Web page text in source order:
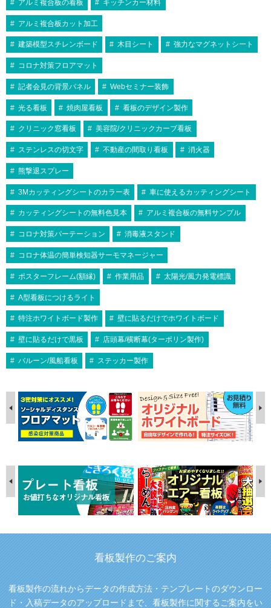
アルミ複合板の看板 キッチンカー材料
アルミ複合板カット加工
建築模型スチレンボード 木目シート 強力なマグネットシート
コロナ対策フロアマット
記者会見の背景パネル Webセミナー装飾
光る看板 焼肉屋看板 看板のデザイン製作
クリニック窓看板 美容院/クリニックカーブ看板
ステンレスの切文字 不動産の間取り看板 消火器
熊撃退スプレー
3Mカッティングシートのカラー表 車に使えるカッティングシート
カッティングシートの無料色見本 アルミ複合板の無料サンプル
コロナ対策パーテーション 消毒液スタンド
コロナ体温の簡単検知器サーモマネージャー
ポスターフレーム(額縁) 作業用品 太陽光/風力発電標識
A型看板につけるライト
特注ホワイトボード製作 壁に貼るだけでホワイトボード
壁に貼るだけで黒板 店頭幕/横断幕(ターポリン製作)
バルーン/風船看板 ステッカー製作
看板製作のご案内
看板製作の流れからデータの作成方法・テンプレートのダウンロー
ド・入稿データのアップロードまで、看板製作に関するご案内をい